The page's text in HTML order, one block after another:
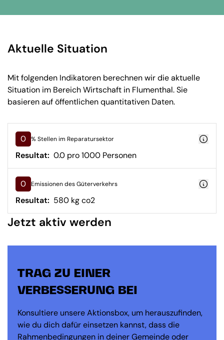
Aktuelle Situation
Mit folgenden Indikatoren berechnen wir die aktuelle
Situation im Bereich Wirtschaft in Flumenthal. Sie
basieren auf öffentlichen quantitativen Daten.
0 % Stellen im Reparatursektor
Resultat: 0.0 pro 1000 Personen
0 Emissionen des Güterverkehrs
Resultat: 580 kg co2
Jetzt aktiv werden
TRAG ZU EINER
VERBESSERUNG BEI
Konsultiere unsere Aktionsbox, um herauszufinden,
wie du dich dafür einsetzen kannst, dass die
Rahmenbedingungen in deiner Gemeinde oder